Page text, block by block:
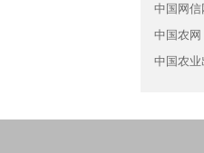
中国网信
中国农网
中国农业